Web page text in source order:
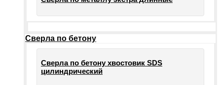
Сверла по бетону
Сверла по бетону хвостовик SDS
цилиндрический